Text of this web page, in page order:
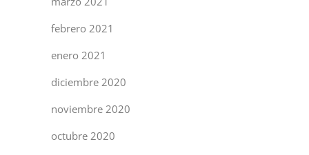
febrero 2021
enero 2021
diciembre 2020
noviembre 2020
octubre 2020